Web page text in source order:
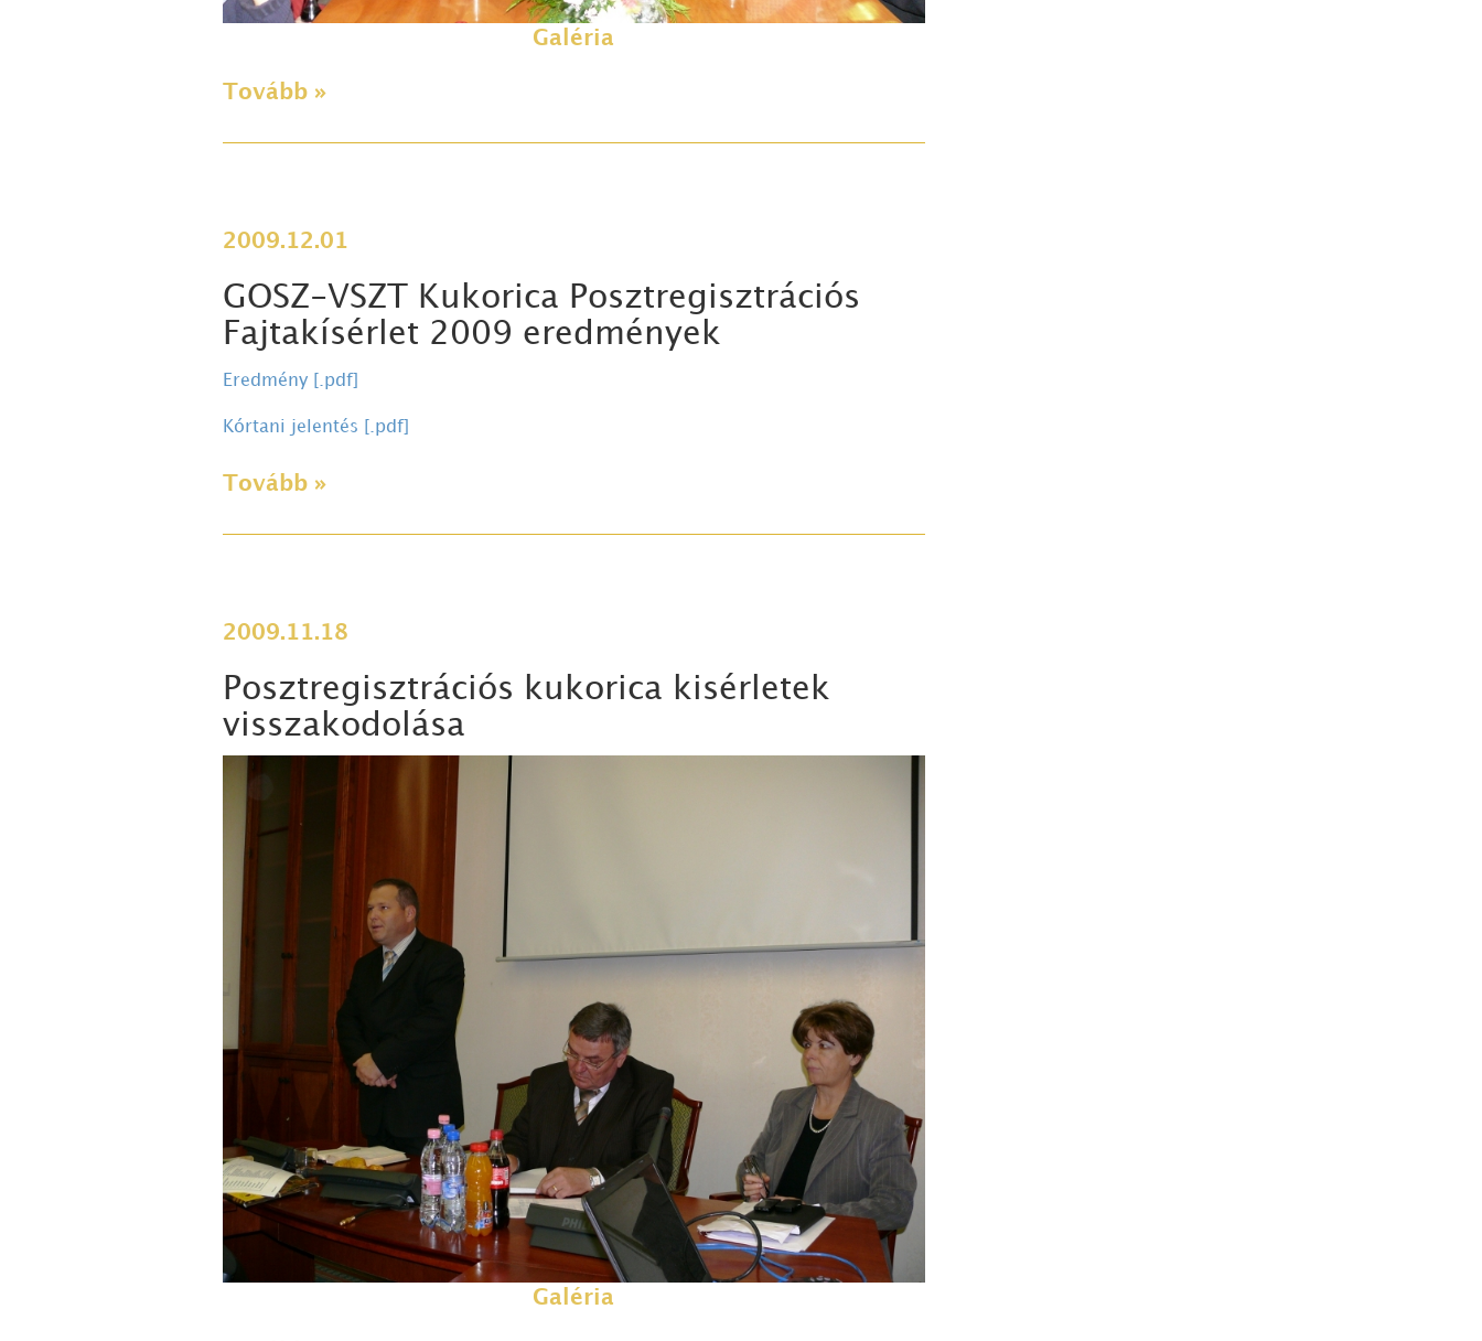
Galéria
Tovább »
2009.12.01
GOSZ-VSZT Kukorica Posztregisztrációs
Fajtakísérlet 2009 eredmények
Eredmény [.pdf]
Kórtani jelentés [.pdf]
Tovább »
2009.11.18
Posztregisztrációs kukorica kisérletek
visszakodolása
Galéria